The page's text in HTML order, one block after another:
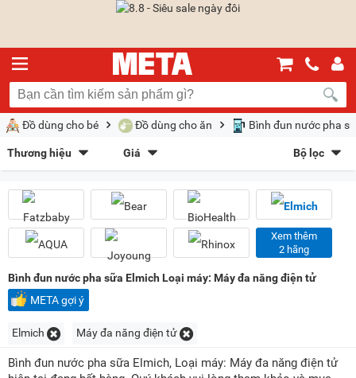
Đồ dùng cho bé Đồ dùng cho ăn Bình đun nước pha
Thương hiệu
Fatzbaby (41)
Rhinox(2) Goldsun(2)
Nagakawa(1)
Giá
Sắp xếp theo
Bán chạy nhất Giá tăng dần Giá giảm dần Giảm giá
Mới nhất Trả góp META gợi ý
Dạng lưới
Chọn khoảng giá
200K - 500K
(1)
Bộ lọc
Xem thêm
2 hãng
Bình đun nước pha sữa Elmich Loại máy: Máy đa năng điện tử
META gợi ý
Elmich Máy đa năng điện tử
Bình đun nước pha sữa Elmich, Loại máy: Máy đa năng điện tử